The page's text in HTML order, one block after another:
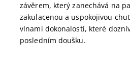
závěrem, který zanechává na
zakulacenou a uspokojivou
vlnami dokonalosti, které
posledním doušku.